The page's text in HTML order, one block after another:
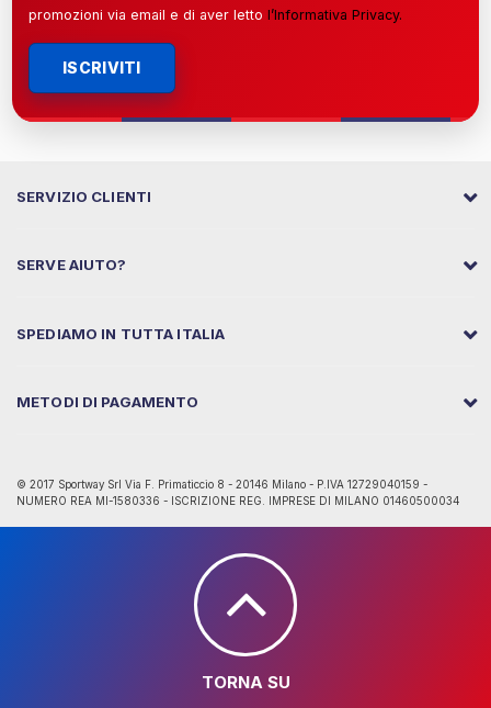
promozioni via email e di aver letto l’Informativa Privacy.
ISCRIVITI
SERVIZIO CLIENTI
SERVE AIUTO?
SPEDIAMO IN TUTTA ITALIA
METODI DI PAGAMENTO
© 2017 Sportway Srl Via F. Primaticcio 8 - 20146 Milano - P.IVA 12729040159 -
NUMERO REA MI-1580336 - ISCRIZIONE REG. IMPRESE DI MILANO 01460500034
TORNA SU